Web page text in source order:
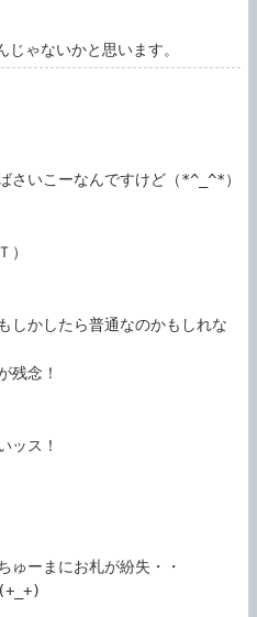
ゃないかと思います。
さいこーなんですけど（*^_^*）
）
しかしたら普通なのかもしれな
残念！
ッス！
ゅーまにお札が紛失・・